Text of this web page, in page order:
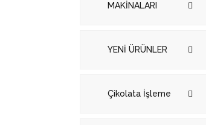
MAKİNALARI
YENİ ÜRÜNLER
Çikolata İşleme